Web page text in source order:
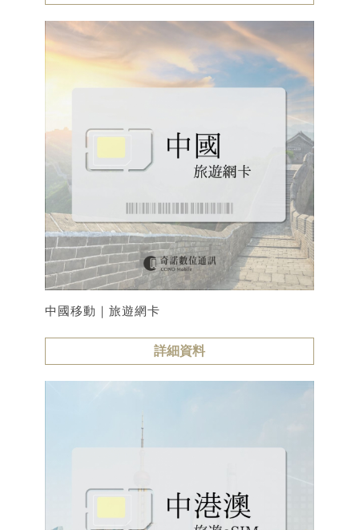
中國移動｜旅遊網卡
詳細資料